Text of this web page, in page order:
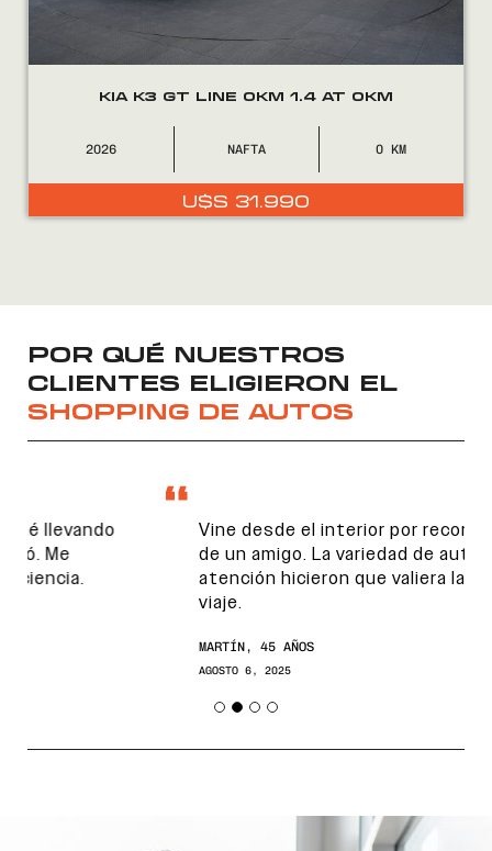
KIA K3 GT LINE 0KM 1.4 AT 0KM
2026 NAFTA 0
U$S 31.990
POR QUÉ NUESTROS
CLIENTES ELIGIERON EL
SHOPPING DE AUTOS
Vine desde el interior por recomendación
de un amigo. La variedad de autos y la
atención hicieron que valiera la pena el